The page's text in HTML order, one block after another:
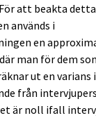
att beakta
används i
en
man för dem
ut en
från
är noll ifall